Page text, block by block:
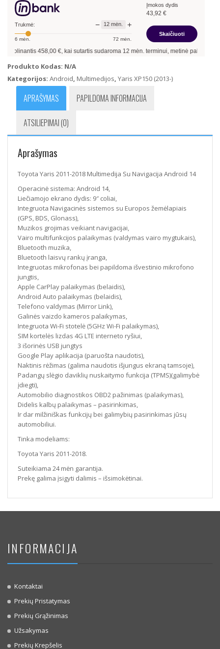
2018
Multimedija
Su
Navigacija
Trukmė: − 12 mėn. +
6 mėn. 72 mėn.
Įmokos dydis
43,92 €
Skaičiuoti
458,00€, kai sutartis sudaroma12mėn. terminui, metinė palūkanų
Produkto Kodas: N/A
Kategorijos: Android, Multimedijos, Yaris XP150 (2013-)
APRAŠYMAS PAPILDOMA INFORMACIJA
ATSILIEPIMAI (0)
Aprašymas
Toyota Yaris 2011-2018 Multimedija Su Navigacija Android 14
Operacinė sistema: Android 14,
Liečiamojo ekrano dydis: 9″ coliai,
Integruota Navigacinės sistemos su Europos žemėlapiais
(GPS, BDS, Glonass),
Muzikos grojimas veikiant navigacijai,
Vairo multifunkcijos palaikymas (valdymas vairo mygtukais),
Bluetooth muzika,
Bluetooth laisvų rankų įranga,
Integruotas mikrofonas bei papildoma išvestinio mikrofono
jungtis,
Apple CarPlay palaikymas (belaidis),
Android Auto palaikymas (belaidis),
Telefono valdymas (Mirror Link),
Galinės vaizdo kameros palaikymas,
Integruota Wi-Fi stotelė (5GHz Wi-Fi palaikymas),
SIM kortelės lizdas 4G LTE interneto ryšiui,
3 išorinės USB jungtys
Google Play aplikacija (paruošta naudotis),
Naktinis rėžimas (galima naudotis išjungus ekraną tamsoje),
Padangų slėgio daviklių nuskaitymo funkcija (TPMS)(galimybė
įdiegti),
Automobilio diagnostikos OBD2 pažinimas (palaikymas),
Didelis kalbų palaikymas – pasirinkimas,
Ir dar milžiniškas funkcijų bei galimybių pasirinkimas jūsų
automobiliui.
Tinka modeliams:
Toyota Yaris 2011-2018.
Suteikiama 24 mėn garantija.
Prekę galima įsigyti dalimis – išsimokėtinai.
INFORMACIJA
Kontaktai
Prekių Pristatymas
Prekių Grąžinimas
Užsakymas
Prekių Krepšelis